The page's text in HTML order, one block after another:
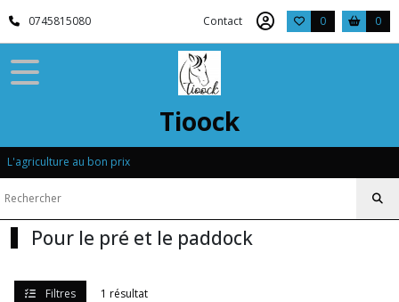
0745815080 Contact 0 0
Tioock
L'agriculture au bon prix
Pour le pré et le paddock
Filtres 1 résultat
Fermer
FILTRES
Cheval
le
pré
et